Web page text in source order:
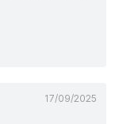
17/09/2025